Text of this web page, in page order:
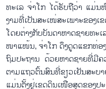
ທະ​ເລ ຈ່າ​ໂກ ໄດ້​ຮັບ​ຖື​ວ່າ ແມ່ນ​
ງາມ​ທີ່​ເປັນ​ສະ​ເໜ່​ສະ​ເພາະ​ຂອງ​
ໂດຍ​ຕ່າງ​ກັບ​ບັນ​ດາ​ຫາດ​ຊາຍ​ທະ​
ໜາ​ແໜ້ນ, ຈ່າ​ໂກ ດຶງ​ດູ​ດ​ແຂກ​ທ່ອ
ຖົມ​ປະ​ຖານ ດ້ວຍ​ຫາດ​ຊາຍທີ່​ມີ​
ຕາມ​ແຖວ​ຕົ້ນສົນ​ທີ່​ຂຽວ​ເຢັນ​ສະ​
ແມ່ນ​ຕັ້ງ​ຢູ່ເຂດ​ດິນ​ເໜືອ​ສຸດ​ຂອງ​